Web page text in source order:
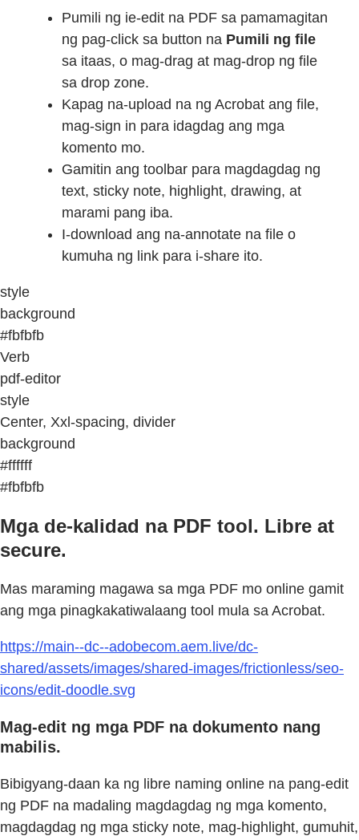
Pumili ng ie-edit na PDF sa pamamagitan
ng pag-click sa button na Pumili ng file
sa itaas, o mag-drag at mag-drop ng file
sa drop zone.
Kapag na-upload na ng Acrobat ang file,
mag-sign in para idagdag ang mga
komento mo.
Gamitin ang toolbar para magdagdag ng
text, sticky note, highlight, drawing, at
marami pang iba.
I-download ang na-annotate na file o
kumuha ng link para i-share ito.
style
background
#fbfbfb
Verb
pdf-editor
style
Center, Xxl-spacing, divider
background
#ffffff
#fbfbfb
Mga de-kalidad na PDF tool. Libre at
secure.
Mas maraming magawa sa mga PDF mo online gamit
ang mga pinagkakatiwalaang tool mula sa Acrobat.
https://main--dc--adobecom.aem.live/dc-
shared/assets/images/shared-images/frictionless/seo-
icons/edit-doodle.svg
Mag-edit ng mga PDF na dokumento nang
mabilis.
Bibigyang-daan ka ng libre naming online na pang-edit
ng PDF na madaling magdagdag ng mga komento,
magdagdag ng mga sticky note, mag-highlight, gumuhit,